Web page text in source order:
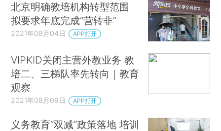
北京明确教培机构转型范围
拟要求年底完成“营转非”
2021年08月04日 APP打开
VIPKID关闭主营外教业务 教
培二、三梯队率先转向｜教育
观察
2021年08月09日 APP打开
义务教育“双减”政策落地 培训